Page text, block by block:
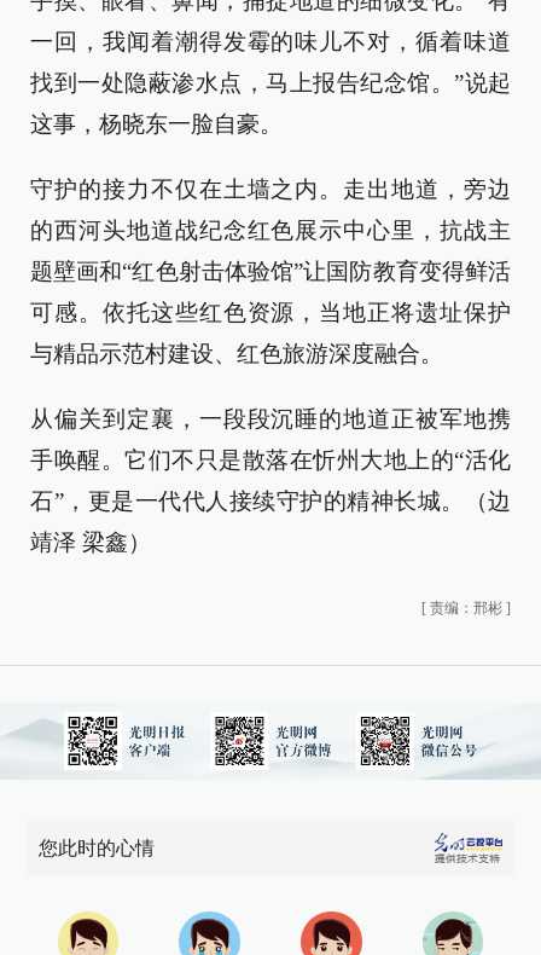
一回，我闻着潮得发霉的味儿不对，循着味道
找到一处隐蔽渗水点，马上报告纪念馆。”说起
这事，杨晓东一脸自豪。
守护的接力不仅在土墙之内。走出地道，旁边
的西河头地道战纪念红色展示中心里，抗战主
题壁画和“红色射击体验馆”让国防教育变得鲜活
可感。依托这些红色资源，当地正将遗址保护
与精品示范村建设、红色旅游深度融合。
从偏关到定襄，一段段沉睡的地道正被军地携
手唤醒。它们不只是散落在忻州大地上的“活化
石”，更是一代代人接续守护的精神长城。（边
靖泽 梁鑫）
[ 责编：邢彬 ]
您此时的心情